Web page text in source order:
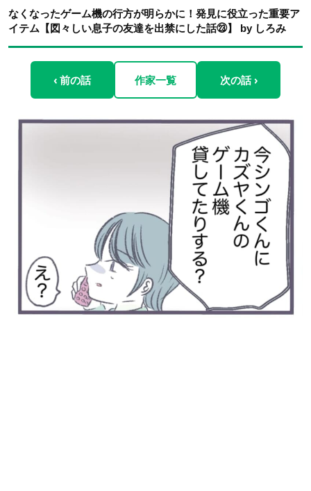
なくなったゲーム機の行方が明らかに！発見に役立った重要ア
イテム【図々しい息子の友達を出禁にした話㉓】 by しろみ
‹ 前の話 作家一覧 次の話 ›